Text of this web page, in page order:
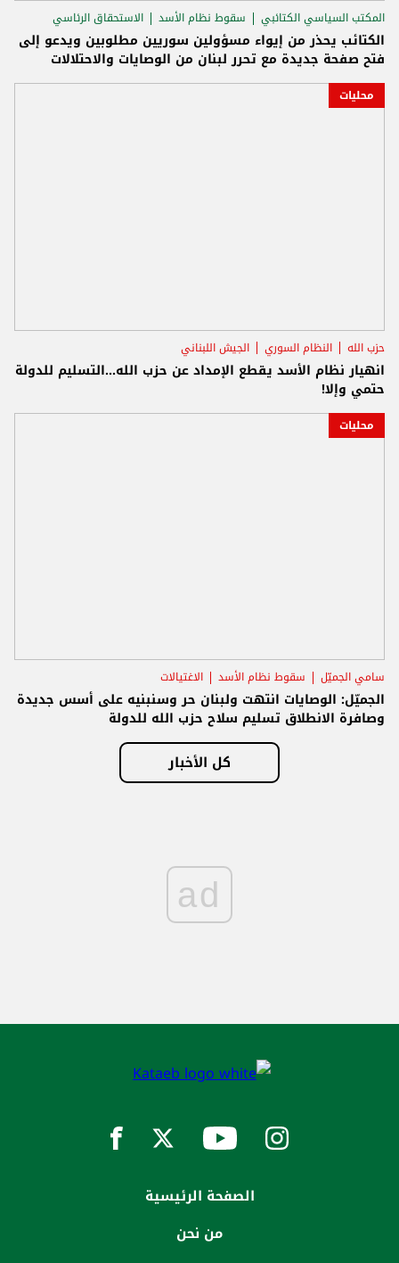
المكتب السياسي الكتائبي سقوط نظام الأسد الاستحقاق الرئاسي
الكتائب يحذر من إيواء مسؤولين سوريين مطلوبين ويدعو إلى
فتح صفحة جديدة مع تحرر لبنان من الوصايات والاحتلالات
محليات
حزب الله النظام السوري الجيش اللبناني
انهيار نظام الأسد يقطع الإمداد عن حزب الله...التسليم للدولة
حتمي وإلا!
محليات
سامي الجميّل سقوط نظام الأسد الاغتيالات
الجميّل: الوصايات انتهت ولبنان حر وسنبنيه على أسس جديدة
وصافرة الانطلاق تسليم سلاح حزب الله للدولة
كل الأخبار
ad
الصفحة الرئيسية
من نحن